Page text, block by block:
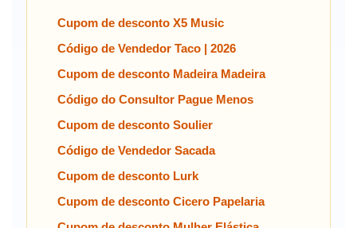
Cupom de desconto X5 Music
Código de Vendedor Taco | 2026
Cupom de desconto Madeira Madeira
Código do Consultor Pague Menos
Cupom de desconto Soulier
Código de Vendedor Sacada
Cupom de desconto Lurk
Cupom de desconto Cicero Papelaria